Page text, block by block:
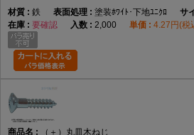
鉄
塗装ﾎﾜｲﾄ･下地ﾕﾆｸﾛ
要確認
2,000 4.27円(税
（＋）丸皿木ねじ